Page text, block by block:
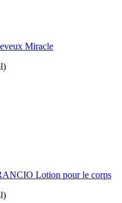
Miracle
Lotion pour le corps